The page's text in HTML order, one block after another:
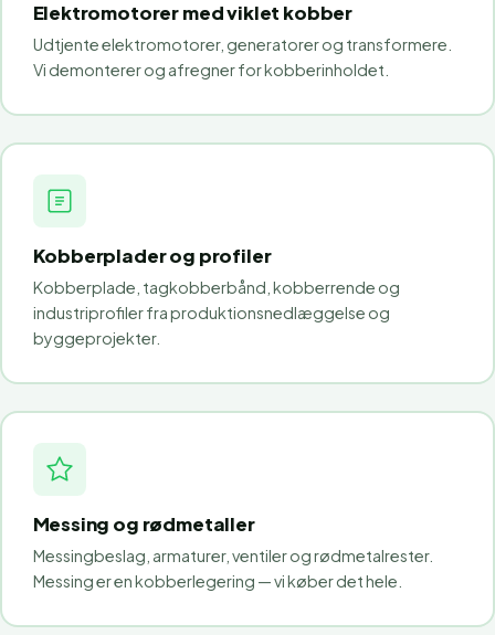
Elektromotorer med viklet kobber
Udtjente elektromotorer, generatorer og transformere.
Vi demonterer og afregner for kobberinholdet.
Kobberplader og profiler
Kobberplade, tagkobberbånd, kobberrende og
industriprofiler fra produktionsnedlæggelse og
byggeprojekter.
Messing og rødmetaller
Messingbeslag, armaturer, ventiler og rødmetalrester.
Messing er en kobberlegering — vi køber det hele.